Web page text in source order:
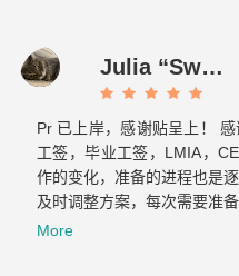
Julia “Sweet tooth” J
Pr 已上岸，感谢贴呈上！
工签，毕业工签，LMIA，
作的变化，准备的进程也是
及时调整方案，每次需要准
Cassie 和 Elaine…...
More